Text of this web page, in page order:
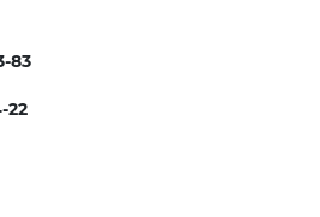
83
22